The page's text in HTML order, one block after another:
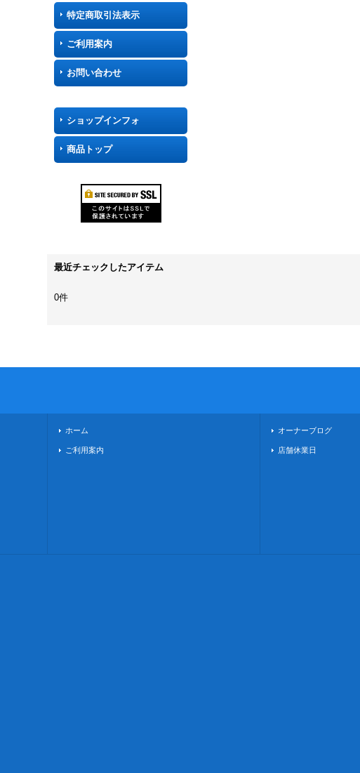
特定商取引法表示
ご利用案内
お問い合わせ
ショップインフォ
商品トップ
最近チェックしたアイテム
0件
ホーム
ご利用案内
オーナーブログ
店舗休業日